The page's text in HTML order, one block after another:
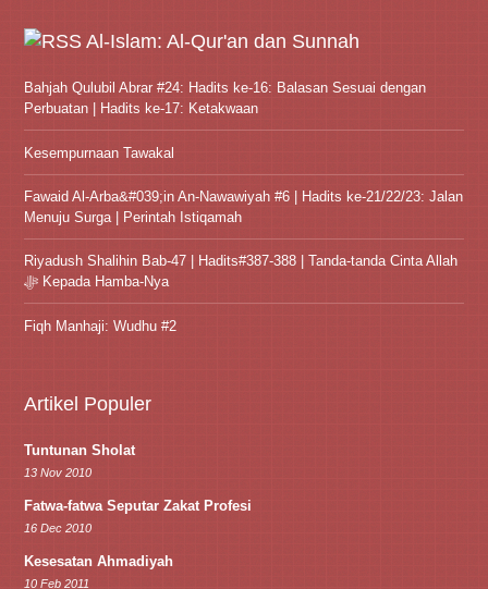
Al-Islam: Al-Qur'an dan Sunnah
Bahjah Qulubil Abrar #24: Hadits ke-16: Balasan Sesuai dengan
Perbuatan | Hadits ke-17: Ketakwaan
Kesempurnaan Tawakal
Fawaid Al-Arba&#039;in An-Nawawiyah #6 | Hadits ke-21/22/23: Jalan
Menuju Surga | Perintah Istiqamah
Riyadush Shalihin Bab-47 | Hadits#387-388 | Tanda-tanda Cinta Allah
ﷻ Kepada Hamba-Nya
Fiqh Manhaji: Wudhu #2
Artikel Populer
Tuntunan Sholat
13 Nov 2010
Fatwa-fatwa Seputar Zakat Profesi
16 Dec 2010
Kesesatan Ahmadiyah
10 Feb 2011